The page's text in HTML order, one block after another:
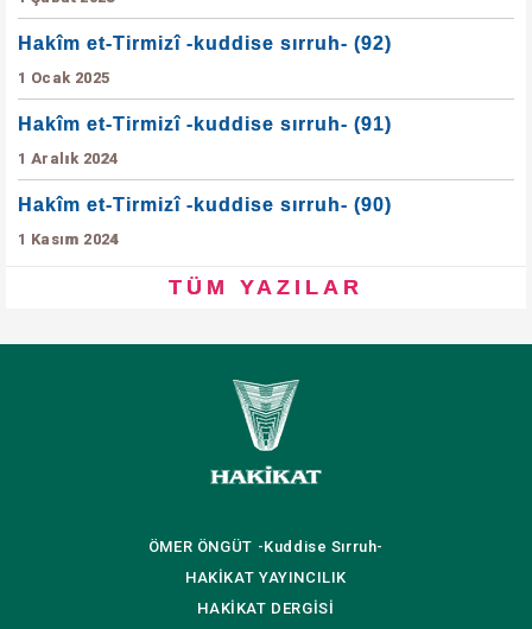
Hakîm et-Tirmizî -kuddise sırruh- (92)
1 Ocak 2025
Hakîm et-Tirmizî -kuddise sırruh- (91)
1 Aralık 2024
Hakîm et-Tirmizî -kuddise sırruh- (90)
1 Kasım 2024
TÜM YAZILAR
ÖMER ÖNGÜT -Kuddise Sırruh-
HAKİKAT YAYINCILIK
HAKİKAT DERGİSİ